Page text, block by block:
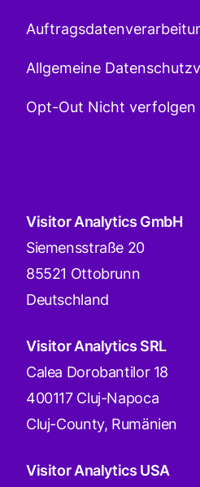
Allgemeine
Opt-Out Nicht verfolgen
Visitor Analytics GmbH
Siemensstraße 20
85521 Ottobrunn
Deutschland
Visitor Analytics SRL
Calea Dorobantilor 18
400117 Cluj-Napoca
Cluj-County, Rumänien
Visitor Analytics USA